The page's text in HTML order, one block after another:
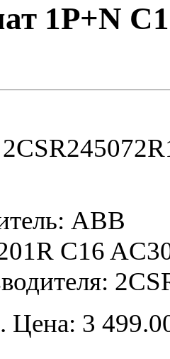
1P+N
ABB
C16
Цена: 3